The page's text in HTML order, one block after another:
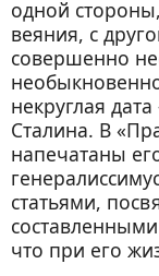
одной
веяния, с
совершенно
некруглая
Сталина. В
напечатаны
статьями,
что при его